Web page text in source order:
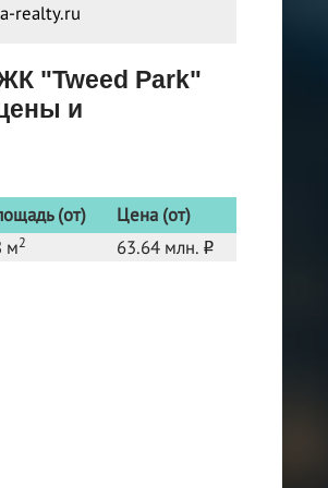
realty.ru
"Tweed Park"
и
(от)
Цена (от)
м2 63.64 млн. o